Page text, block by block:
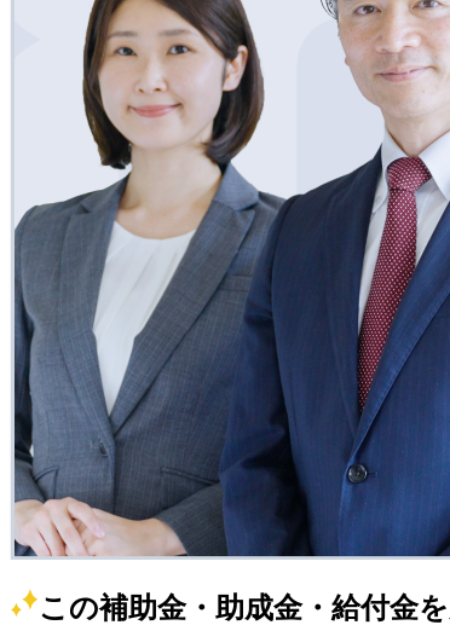
この補助金・助成金・給付金